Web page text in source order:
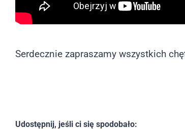
Serdecznie zapraszamy wszystkich
Udostępnij, jeśli ci się spodobało: